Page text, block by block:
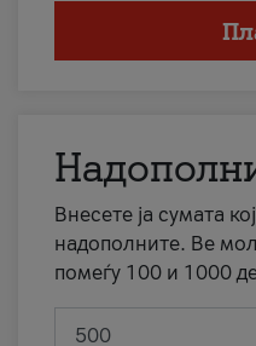
Внесете ја сумата
надополните. Ве
помеѓу 100 и 1000